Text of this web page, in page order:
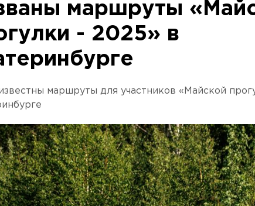
маршруты
- 2025» в
маршруты для участников «Майской